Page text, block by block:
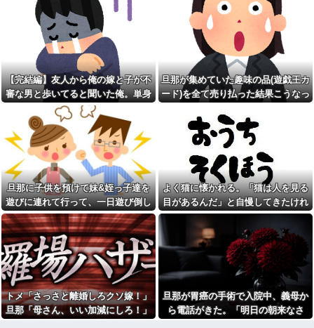
旦那様の為に家事をしろ！」夫
が無職になった時、私「無職が
甘えるな」と復讐し続けた結
「2年間、たぶん1日4回は握っ
てた」ラスベガスで買った3,000
円のキーホルダーを調べたら
みい山作者、みいちゃんでチ
ー牛なのではという疑惑が生ま
れるｗｗｗｗｗｗｗ
【画像】恋する女さん、ネッ
ト民が驚愕する大変身を遂げて
しまう←コレは凄過ぎるw w w
w w w w w
【画像】東京のライオンさ
ん、溶けるｗｗｗｗｗｗｗｗｗ
ｗｗｗｗｗｗｗｗｗｗｗｗｗ
【衝撃】蓮舫「蓮舫だから叩
いて良いという報道に向き合い
ます！」X民「高市だから叩いて
良いをやってるのがお前だろ」
←これ…w w
【画像】セブンイレブンのバ
イト「AIにちいかわの画像を食
わせてっと………できた！」
告白してきた会社の同僚と結
婚したが１か月たたずにレスに
→俺「〇〇だから夜を拒否する
のか！」嫁「そうｗあんたはた
よすぎて一般男性が隣に並ぶと
チンチクリンに見えてしまう
【悲報】瀬戸環奈がスタイル
よすぎて一般男性が隣に並ぶと
チンチクリンに見えてしまう
母が難病発覚で突然の離婚希
望、その理由が30年前の夫の不
倫！？
X収益化、終了へ インプレゾ
か！？他
【悲報】スマホゲーム業界、
ガチで限界へ…「サ終」相次ぎ
倒産が過去最多ペース “当たれ
ば一攫千金”の時代が終わる
嫁「これってさ、浮気だよ
ね？」俺「まぁそういうことに
なりますかね」
本屋に現れた異臭＆浮浪者風
の男、ペタンコのボストンバッ
グをパンパンにして無会計で退
店！Gメンに確保され「なん
で？」と本気で困惑ｗｗｗ
警察や検察が冤罪率をデータ
として公表すべきだと思う
ウトメ「離婚しなさい」私夫
婦「！？」コトメ「いかがわし
いお店に入ってくのを見た！特
徴が一緒」夫「コトメはなんで
【完結編】友人から俺の嫁と子が不
審な男と歩いてると聞いた俺。単身
赴任先から興信所に相談した結果
旦那が集めていた趣味の品(遊戯王カ
ード)を全て売り払った結果こうなっ
旦那に子供を預けて妹&姪っ子達を
遊びに連れて行って、一日遊び倒し
た。すると、旦那と喧嘩になってし
まい...
よく猫に懐かれる。「猫は人を見る
目があるんだ」と自慢してきたけれ
ど、今日たまたま読んだ記事である
ことを目にした
トメ「さっさと離婚しろクソ嫁！」
旦那「母さん、いい加減にしろ！」
旦那が胃癌の手術で入院中、義母か
ら電話がきた。「明日の朝来なさ